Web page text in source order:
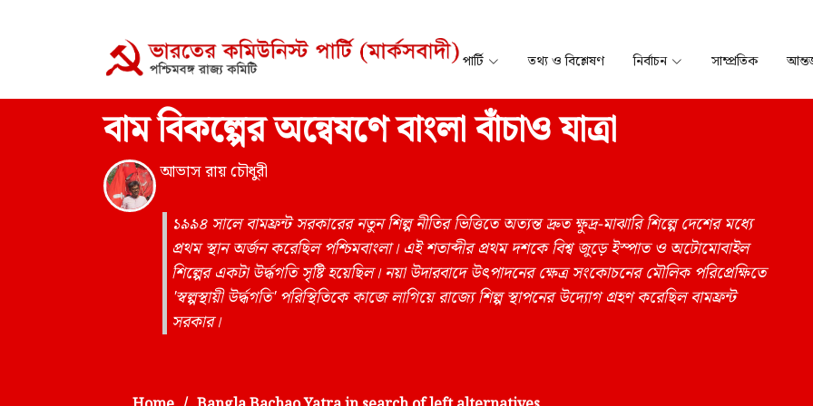
পার্টি তথ্য ও বিশ্লেষণ নির্বাচন সাম্প্রতিক
বাম বিকল্পের অন্বেষণে বাংলা বাঁচাও যাত্রা
আভাস রায় চৌধুরী
১৯৯৪ সালে বামফ্রন্ট সরকারের নতুন শিল্প নীতির ভিত্তিতে অত্যন্ত দ্রুত ক্ষুদ্র-মাঝারি শিল্পে দেশের মধ্যে
প্রথম স্থান অর্জন করেছিল পশ্চিমবাংলা। এই শতাব্দীর প্রথম দশকে বিশ্ব জুড়ে ইস্পাত ও অটোমোবাইল
শিল্পের একটা উর্দ্ধগতি সৃষ্টি হয়েছিল। নয়া উদারবাদে উৎপাদনের ক্ষেত্র সংকোচনের মৌলিক পরিপ্রেক্ষিতে
'স্বল্পস্থায়ী উর্দ্ধগতি' পরিস্থিতিকে কাজে লাগিয়ে রাজ্যে শিল্প স্থাপনের উদ্যোগ গ্রহণ করেছিল বামফ্রন্ট
সরকার।